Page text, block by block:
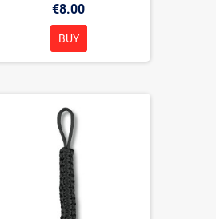
€8.00
BUY